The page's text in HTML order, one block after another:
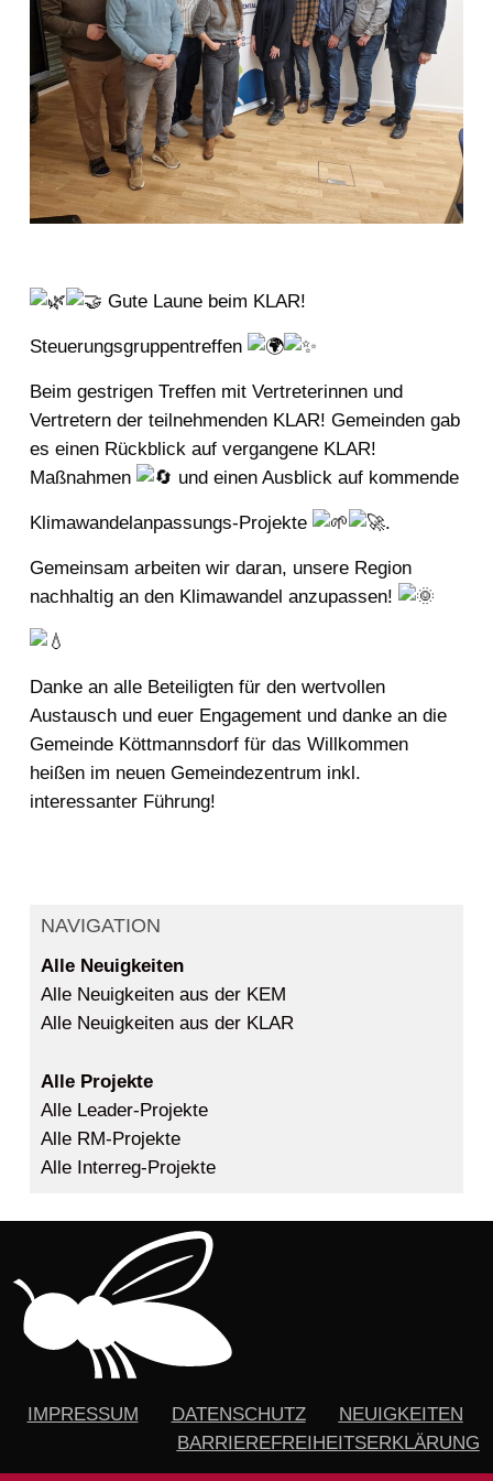
Gute Laune beim KLAR!
Steuerungsgruppentreffen
Beim gestrigen Treffen mit Vertreterinnen und
Vertretern der teilnehmenden KLAR! Gemeinden gab
es einen Rückblick auf vergangene KLAR!
Maßnahmen
und einen Ausblick auf kommende
Klimawandelanpassungs-Projekte .
Gemeinsam arbeiten wir daran, unsere Region
nachhaltig an den Klimawandel anzupassen!
Danke an alle Beteiligten für den wertvollen
Austausch und euer Engagement und danke an die
Gemeinde Köttmannsdorf für das Willkommen
heißen im neuen Gemeindezentrum inkl.
interessanter Führung!
NAVIGATION
Alle Neuigkeiten
Alle Neuigkeiten aus der KEM
Alle Neuigkeiten aus der KLAR
Alle Projekte
Alle Leader-Projekte
Alle RM-Projekte
Alle Interreg-Projekte
IMPRESSUM DATENSCHUTZ
NEUIGKEITEN
BARRIEREFREIHEITSERKLÄRUNG